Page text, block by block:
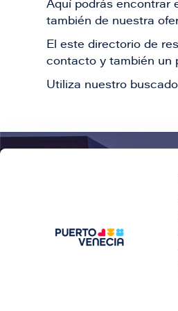
Aquí podrás encontrar
también de nuestra
El este directorio de
contacto y también un
Utiliza nuestro